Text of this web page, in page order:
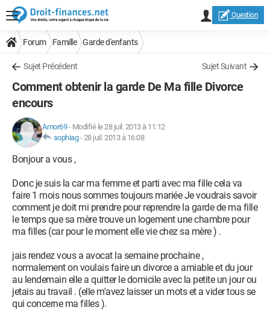
Question
Forum Famille Garde d'enfants
Sujet Précédent Sujet Suivant
Comment obtenir la garde De Ma fille Divorce
encours
Amor69- Modifié le 28 juil. 2013 à 11:12
sophiag-28 juil. 2013 à 16:08
Bonjour a vous ,
Donc je suis la car ma femme et parti avec ma fille cela va
faire 1 mois nous sommes toujours mariée Je voudrais savoir
comment je doit mi prendre pour reprendre la garde de ma fille
le temps que sa mère trouve un logement une chambre pour
ma filles (car pour le moment elle vie chez sa mère ) .
jais rendez vous a avocat la semaine prochaine ,
normalement on voulais faire un divorce a amiable et du jour
au lendemain elle a quitter le domicile avec la petite un jour ou
jetais au travail . (elle m'avez laisser un mots et a vider tous se
qui concerne ma filles ).